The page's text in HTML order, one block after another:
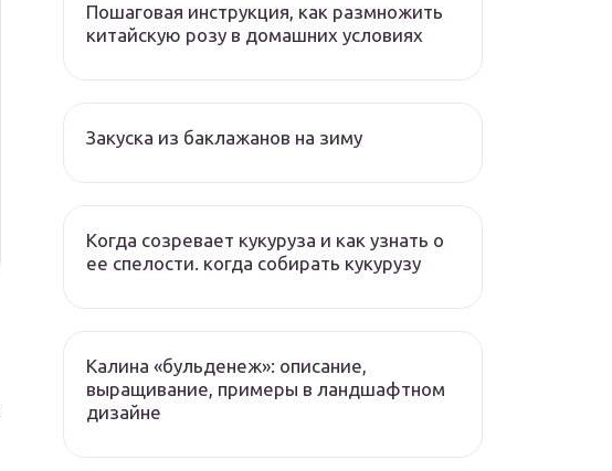
Пошаговая инструкция, как размножить
китайскую розу в домашних условиях
Закуска из баклажанов на зиму
Когда созревает кукуруза и как узнать о
ее спелости. когда собирать кукурузу
Калина «бульденеж»: описание,
выращивание, примеры в ландшафтном
дизайне